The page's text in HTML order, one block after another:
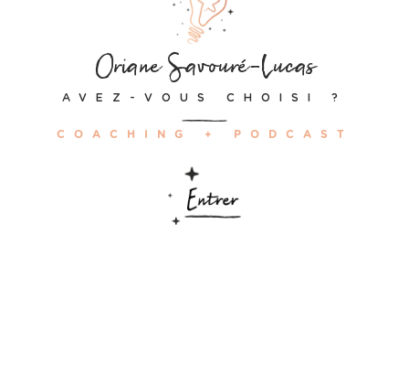
Oriane Savouré-Lucas
AVEZ-VOUS CHOISI ?
COACHING + PODCAST